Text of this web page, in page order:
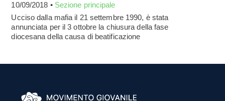
10/09/2018 • Sezione principale
Ucciso dalla mafia il 21 settembre 1990, è stata
annunciata per il 3 ottobre la chiusura della fase
diocesana della causa di beatificazione